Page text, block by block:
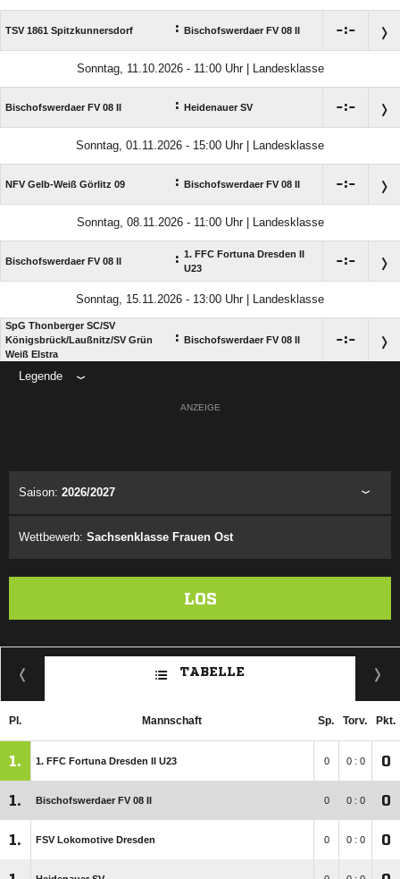
TSV 1861 Spitzkunnersdorf : Bischofswerdaer FV 08 II :
Sonntag, 11.10.2026 - 11:00 Uhr | Landesklasse
Bischofswerdaer FV 08 II : Heidenauer SV :
Sonntag, 01.11.2026 - 15:00 Uhr | Landesklasse
NFV Gelb-Weiß Görlitz 09 : Bischofswerdaer FV 08 II :
Sonntag, 08.11.2026 - 11:00 Uhr | Landesklasse
Bischofswerdaer FV 08 II : 1. FFC Fortuna Dresden II
U23
:
Sonntag, 15.11.2026 - 13:00 Uhr | Landesklasse
SpG Thonberger SC/​SV
Königsbrück/​Laußnitz/​SV Grün
Weiß Elstra
: Bischofswerdaer FV 08 II :
Legende
ANZEIGE
Saison: 2026/2027
Wettbewerb: Sachsenklasse Frauen Ost
LOS
TABELLE
Pl. Mannschaft Sp. Torv. Pkt.
1. 1. FFC Fortuna Dresden II U23 0 0 : 0 0
1. Bischofswerdaer FV 08 II 0 0 : 0 0
1. FSV Lokomotive Dresden 0 0 : 0 0